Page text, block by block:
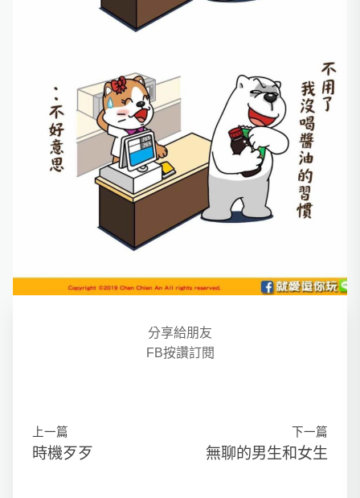
分享給朋友
FB按讚訂閱
上一篇
時機歹歹
下一篇
無聊的男生和女生